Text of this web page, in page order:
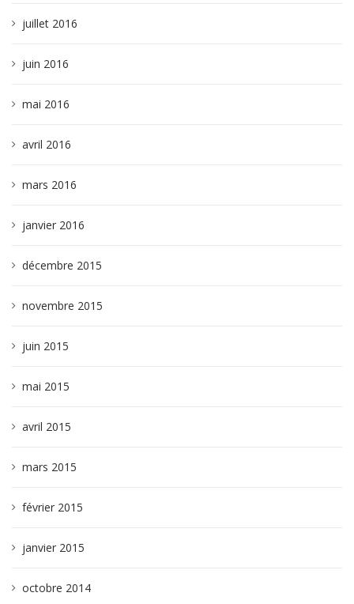
juillet 2016
juin 2016
mai 2016
avril 2016
mars 2016
janvier 2016
décembre 2015
novembre 2015
juin 2015
mai 2015
avril 2015
mars 2015
février 2015
janvier 2015
octobre 2014